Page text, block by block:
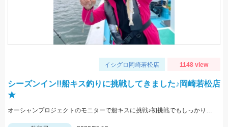
イシグロ岡崎若松店 1148 view
シーズンイン!!船キス釣りに挑戦してきました♪岡崎若松店
★
オーシャンプロジェクトのモニターで船キスに挑戦♪初挑戦でもしっかりキャッチできました。